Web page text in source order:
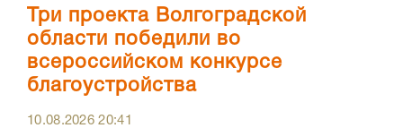
Три проекта Волгоградской
области победили во
всероссийском конкурсе
благоустройства
10.08.202620:41